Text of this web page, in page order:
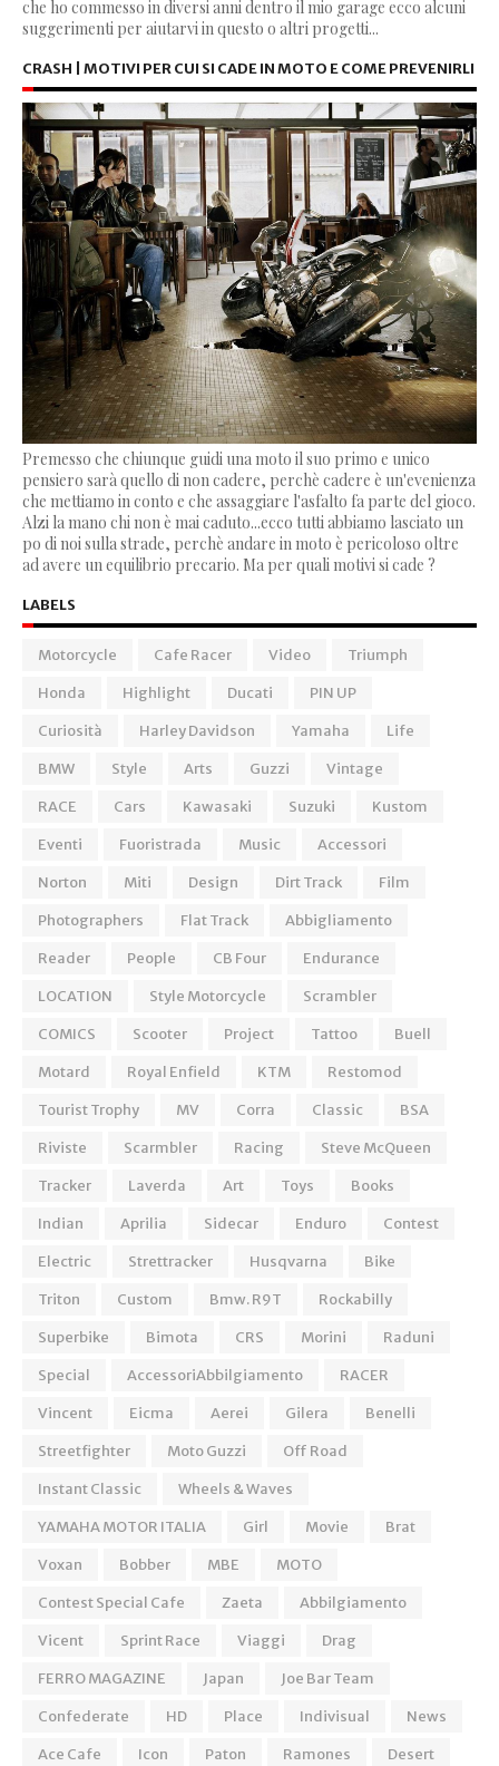
che ho commesso in diversi anni dentro il mio garage ecco alcuni
suggerimenti per aiutarvi in questo o altri progetti...
CRASH | MOTIVI PER CUI SI CADE IN MOTO E COME PREVENIRLI
Premesso che chiunque guidi una moto il suo primo e unico
pensiero sarà quello di non cadere, perchè cadere è un'evenienza
che mettiamo in conto e che assaggiare l'asfalto fa parte del gioco.
Alzi la mano chi non è mai caduto...ecco tutti abbiamo lasciato un
po di noi sulla strade, perchè andare in moto è pericoloso oltre
ad avere un equilibrio precario. Ma per quali motivi si cade ?
LABELS
Motorcycle Cafe Racer Video
Triumph
Honda
Highlight Ducati
PIN UP
Curiosità
Harley Davidson Yamaha
Life
BMW
Style Arts Guzzi
Vintage
RACE
Cars Kawasaki Suzuki
Kustom
Eventi
Fuoristrada Music
Accessori
Norton
Miti Design Dirt Track
Film
Photographers
Flat Track
Abbigliamento
Reader
People CB Four
Endurance
LOCATION
Style Motorcycle
Scrambler
COMICS
Scooter Project Tattoo
Buell
Motard
Royal Enfield KTM
Restomod
Tourist Trophy
MV Corra Classic
BSA
Riviste
Scarmbler Racing
Steve McQueen
Tracker
Laverda Art Toys
Books
Indian
Aprilia Sidecar Enduro
Contest
Electric
Strettracker Husqvarna
Bike
Triton
Custom Bmw. R9T
Rockabilly
Superbike
Bimota CRS Morini
Raduni
Special
AccessoriAbbilgiamento
RACER
Vincent
Eicma Aerei Gilera
Benelli
Streetfighter
Moto Guzzi
Off Road
Instant Classic
Wheels & Waves
YAMAHA MOTOR ITALIA
Girl Movie
Brat
Voxan
Bobber MBE
MOTO
Contest Special Cafe
Zaeta
Abbilgiamento
Vicent
Sprint Race Viaggi
Drag
FERRO MAGAZINE
Japan
Joe Bar Team
Confederate
HD Place Indivisual
News
Ace Cafe
Icon Paton Ramones
Desert